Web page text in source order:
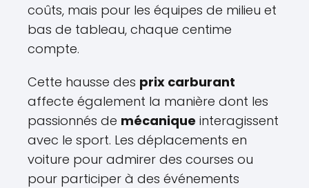
coûts, mais pour les équipes de milieu et
bas de tableau, chaque centime
compte.
Cette hausse des prix carburant
affecte également la manière dont les
passionnés de mécanique interagissent
avec le sport. Les déplacements en
voiture pour admirer des courses ou
pour participer à des événements